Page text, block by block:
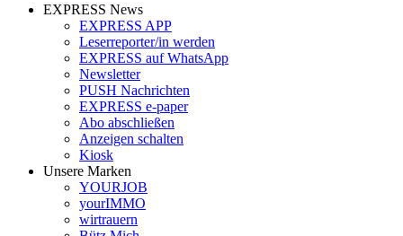
EXPRESS News
EXPRESS APP
Leserreporter/in werden
EXPRESS auf WhatsApp
Newsletter
PUSH Nachrichten
EXPRESS e-paper
Abo abschließen
Anzeigen schalten
Kiosk
Unsere Marken
YOURJOB
yourIMMO
wirtrauern